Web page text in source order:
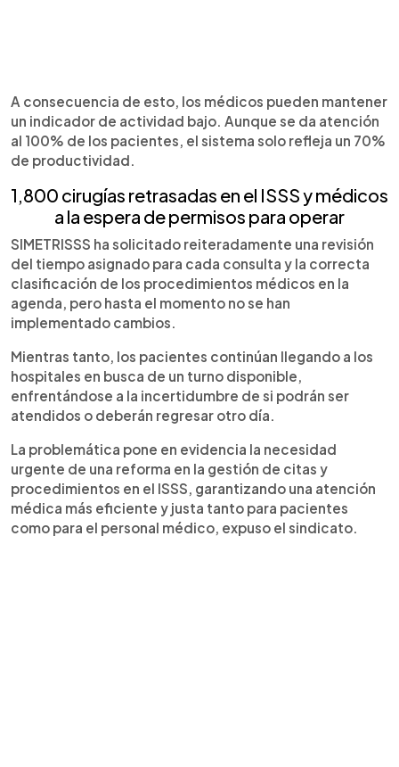
A consecuencia de esto, los médicos pueden mantener
un indicador de actividad bajo. Aunque se da atención
al 100% de los pacientes, el sistema solo refleja un 70%
de productividad.
1,800 cirugías retrasadas en el ISSS y médicos
a la espera de permisos para operar
SIMETRISSS ha solicitado reiteradamente una revisión
del tiempo asignado para cada consulta y la correcta
clasificación de los procedimientos médicos en la
agenda, pero hasta el momento no se han
implementado cambios.
Mientras tanto, los pacientes continúan llegando a los
hospitales en busca de un turno disponible,
enfrentándose a la incertidumbre de si podrán ser
atendidos o deberán regresar otro día.
La problemática pone en evidencia la necesidad
urgente de una reforma en la gestión de citas y
procedimientos en el ISSS, garantizando una atención
médica más eficiente y justa tanto para pacientes
como para el personal médico, expuso el sindicato.